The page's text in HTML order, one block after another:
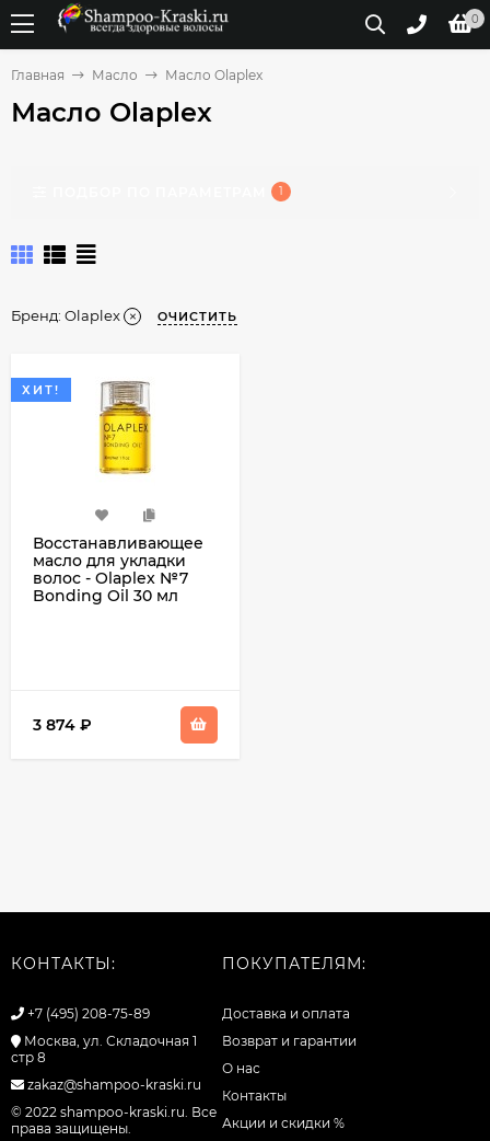
0
Главная Масло Масло Olaplex
Масло Olaplex
1
Бренд: Olaplex ОЧИСТИТЬ
ХИТ!
Восстанавливающее
масло для укладки
волос - Olaplex №7
Bonding Oil 30 мл
3 874 ₽
КОНТАКТЫ:
+7 (495) 208-75-89
Москва, ул. Складочная 1
стр 8
zakaz@shampoo-kraski.ru
© 2022 shampoo-kraski.ru. Все
права защищены.
ПОКУПАТЕЛЯМ:
Доставка и оплата
Возврат и гарантии
О нас
Контакты
Акции и скидки %